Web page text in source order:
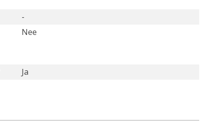
-
Nee
Ja